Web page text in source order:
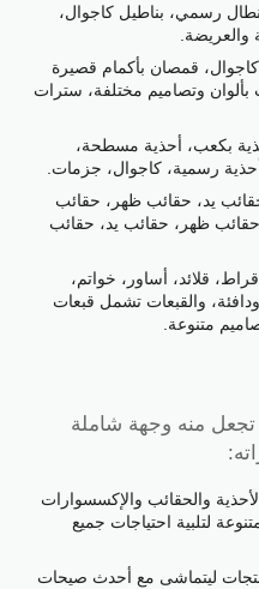
بنطال رسمي، بناطيل كاجوال،
والعريضة.
قمصان بأكمام قصيرة
بألوان وتصاميم مختلفة، سترات
بكعب، أحذية مسطحة،
رسمية، كاجوال، جزمات.
يد، حقائب ظهر، حقائب
حقائب ظهر، حقائب يد، حقائب
قلائد، أساور، خواتم،
والقبعات تشمل قبعات
متنوعة.
تجعل منه وجهة شاملة
والحقائب والإكسسوارات
لتلبية احتياجات جميع
ليتماشى مع أحدث صيحات